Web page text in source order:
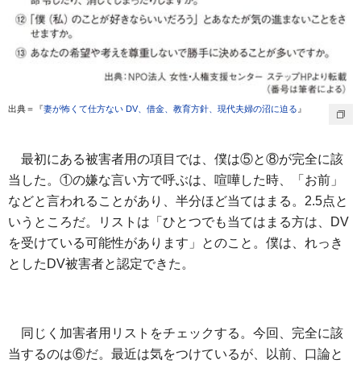
出典＝『妻が怖くて仕方ない DV、借金、教育方針、現代夫婦の沼に迫る 』
最初にある被害者用の項目では、僕は⑤と⑧が完全に該
当した。①の嫌な言い方で呼ぶは、喧嘩した時、「お前」
などと言われることがあり、半分ほど当てはまる。2.5点と
いうところだ。リストは「ひとつでも当てはまる方は、DV
を受けている可能性があります」とのこと。僕は、れっき
としたDV被害者と認定できた。
同じく加害者用リストをチェックする。今回、完全に該
当するのは⑥だ。最近は気をつけているが、以前、口論と